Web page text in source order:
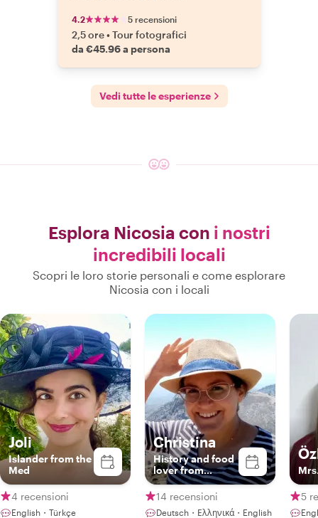
4.2 5 recensioni
2,5 ore•Tour fotografici
da €45.96 a persona
Vedi tutte le esperienze
Esplora Nicosia con i nostri
incredibili locali
Scopri le loro storie personali e come esplorare
Nicosia con i locali
Joli
Islander from the
Med
4 recensioni
English・Türkçe
Christina
History and food
lover from
Cyprus
14 recensioni
Deutsch・Ελληνικά・English
5